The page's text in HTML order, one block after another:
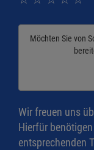
Möchten Sie von
Wir freuen uns
Hierfür
entsprechenden